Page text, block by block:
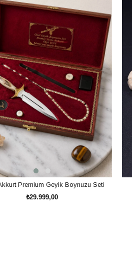
Premium Geyik Boynuzu Seti
₺29.999,00